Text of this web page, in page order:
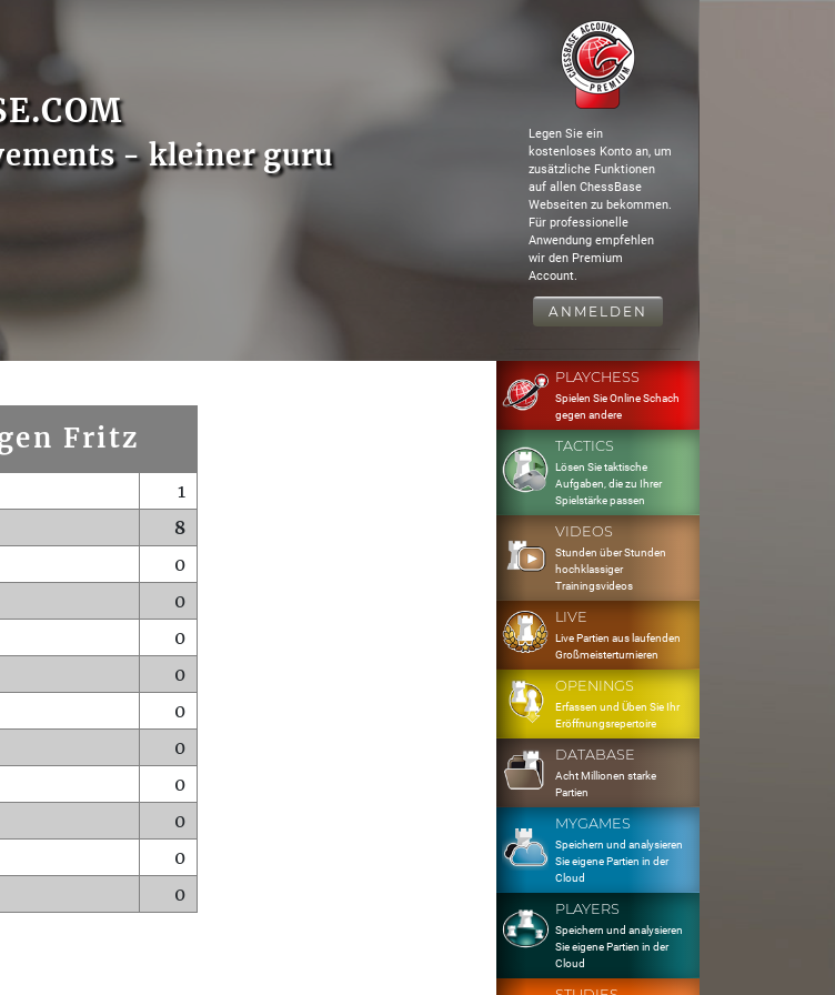
- kleiner guru
Legen Sie ein
kostenloses Konto an, um
zusätzliche Funktionen
auf allen ChessBase
Webseiten zu bekommen.
Für professionelle
Anwendung empfehlen
wir den Premium
Account.
ANMELDEN
Fritz
1
8
0
0
0
0
0
0
0
0
0
0
PLAYCHESS
Spielen Sie Online Schach
gegen andere
TACTICS
Lösen Sie taktische
Aufgaben, die zu Ihrer
Spielstärke passen
VIDEOS
Stunden über Stunden
hochklassiger
Trainingsvideos
LIVE
Live Partien aus laufenden
Großmeisterturnieren
OPENINGS
Erfassen und Üben Sie Ihr
Eröffnungsrepertoire
DATABASE
Acht Millionen starke
Partien
MYGAMES
Speichern und analysieren
Sie eigene Partien in der
Cloud
PLAYERS
Speichern und analysieren
Sie eigene Partien in der
Cloud